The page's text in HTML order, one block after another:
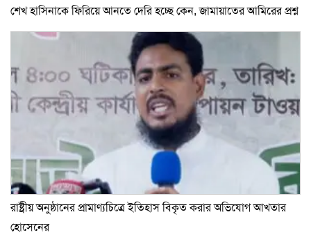
শেখ হাসিনাকে ফিরিয়ে আনতে দেরি হচ্ছে কেন, জামায়াতের আমিরের প্রশ্ন
রাষ্ট্রীয় অনুষ্ঠানের প্রামাণ্যচিত্রে ইতিহাস বিকৃত করার অভিযোগ আখতার
হোসেনের